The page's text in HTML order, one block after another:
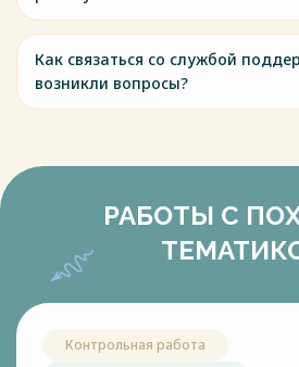
Как связаться со службой
возникли вопросы?
РАБОТЫ С
Контрольная работа